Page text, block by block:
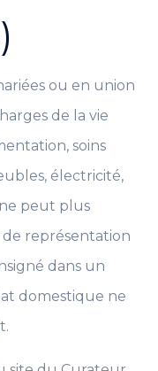
ou en union
de la vie
soins
électricité,
peut plus
de représentation
dans un
domestique ne